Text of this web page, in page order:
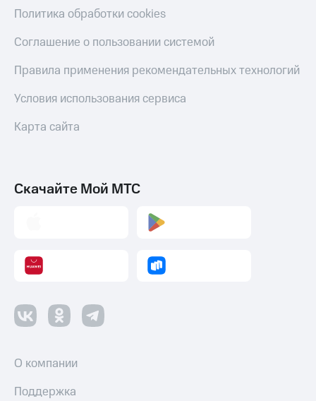
Политика обработки cookies
Соглашение о пользовании системой
Правила применения рекомендательных технологий
Условия использования сервиса
Карта сайта
Скачайте Мой МТС
О компании
Поддержка